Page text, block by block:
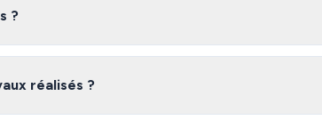
?
sont des professionnels vérifiés disposant des
réalisés ?